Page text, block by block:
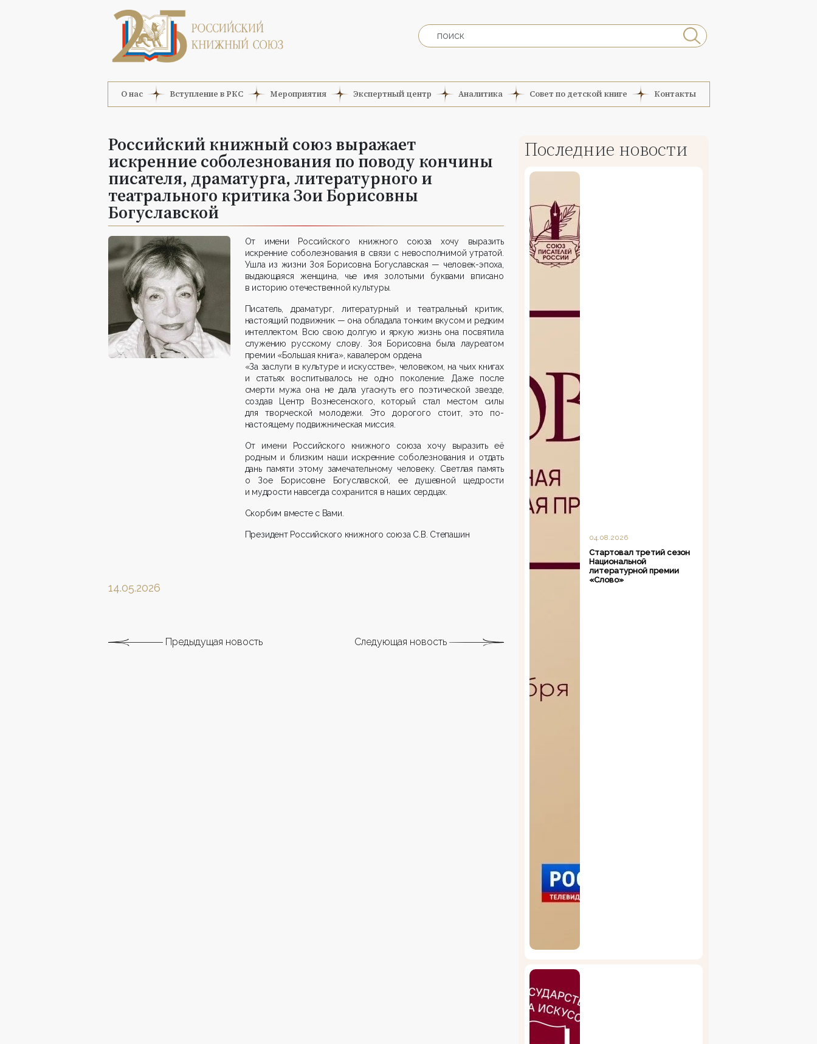
О нас Вступление в РКС Мероприятия Экспертный центр Аналитика Совет по детской книге Контакты
Российский книжный союз выражает
искренние соболезнования по поводу кончины
писателя, драматурга, литературного и
театрального критика Зои Борисовны
Богуславской
От имени Российского книжного союза хочу выразить
искренние соболезнования в связи с невосполнимой утратой.
Ушла из жизни Зоя Борисовна Богуславская — человек-эпоха,
выдающаяся женщина, чье имя золотыми буквами вписано
в историю отечественной культуры.
Писатель, драматург, литературный и театральный критик,
настоящий подвижник — она обладала тонким вкусом и редким
интеллектом. Всю свою долгую и яркую жизнь она посвятила
служению русскому слову. Зоя Борисовна была лауреатом
премии «Большая книга», кавалером ордена
«За заслуги в культуре и искусстве», человеком, на чьих книгах
и статьях воспитывалось не одно поколение. Даже после
смерти мужа она не дала угаснуть его поэтической звезде,
создав Центр Вознесенского, который стал местом силы
для творческой молодежи. Это дорогого стоит, это по-
настоящему подвижническая миссия.
От имени Российского книжного союза хочу выразить её
родным и близким наши искренние соболезнования и отдать
дань памяти этому замечательному человеку. Светлая память
о Зое Борисовне Богуславской, ее душевной щедрости
и мудрости навсегда сохранится в наших сердцах.
Скорбим вместе с Вами.
Президент Российского книжного союза С.В. Степашин
14.05.2026
Предыдущая новость Следующая новость
Последние новости
04.08.2026
Стартовал третий сезон
Национальной
литературной премии
«Слово»